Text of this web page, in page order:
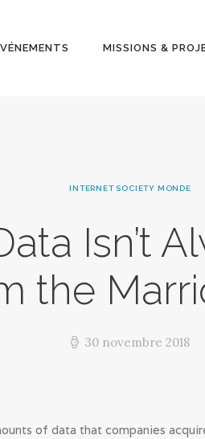
MISSIONS &
INTERNET SOCIETY MONDE
Isn’t
the
30 novembre 2018
ÉVÉNEMENT
of data that companies